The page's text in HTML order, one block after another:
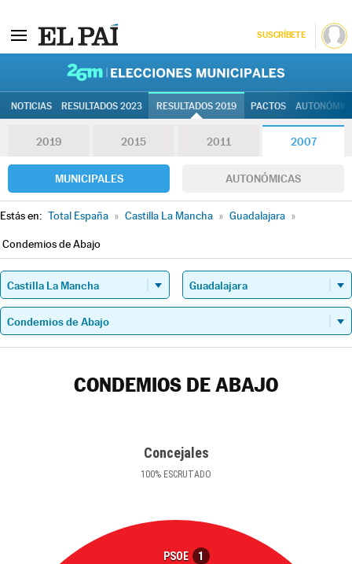
SUSCRÍBETE
NOTICIAS RESULTADOS 2023 RESULTADOS 2019 PACTOS
2019 2015 2011 2007
MUNICIPALES AUTONÓMICAS
Estás en: Total España » Castilla La Mancha » Guadalajara »
Condemios de Abajo
CONDEMIOS DE ABAJO
Concejales
100% ESCRUTADO
PSOE 1